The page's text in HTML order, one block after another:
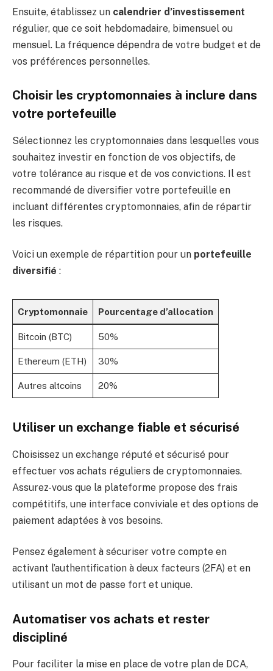
Ensuite, établissez un calendrier d’investissement
régulier, que ce soit hebdomadaire, bimensuel ou
mensuel. La fréquence dépendra de votre budget et de
vos préférences personnelles.
Choisir les cryptomonnaies à inclure dans
votre portefeuille
Sélectionnez les cryptomonnaies dans lesquelles vous
souhaitez investir en fonction de vos objectifs, de
votre tolérance au risque et de vos convictions. Il est
recommandé de diversifier votre portefeuille en
incluant différentes cryptomonnaies, afin de répartir
les risques.
Voici un exemple de répartition pour un portefeuille
diversifié :
Cryptomonnaie Pourcentage d’allocation
Bitcoin (BTC) 50%
Ethereum (ETH) 30%
Autres altcoins 20%
Utiliser un exchange fiable et sécurisé
Choisissez un exchange réputé et sécurisé pour
effectuer vos achats réguliers de cryptomonnaies.
Assurez-vous que la plateforme propose des frais
compétitifs, une interface conviviale et des options de
paiement adaptées à vos besoins.
Pensez également à sécuriser votre compte en
activant l’authentification à deux facteurs (2FA) et en
utilisant un mot de passe fort et unique.
Automatiser vos achats et rester
discipliné
Pour faciliter la mise en place de votre plan de DCA,